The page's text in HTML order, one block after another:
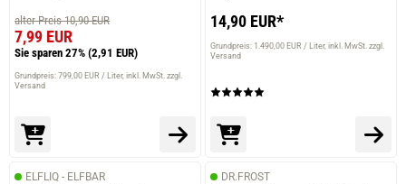
alter Preis 10,90 EUR
7,99 EUR
Sie sparen 27% (2,91 EUR)
Grundpreis: 799,00 EUR / Liter inkl. MwSt. zzgl.
Versand
14,90 EUR*
Grundpreis: 1.490,00 EUR / Liter inkl. MwSt. zzgl.
Versand
ELFLIQ - ELFBAR DR.FROST